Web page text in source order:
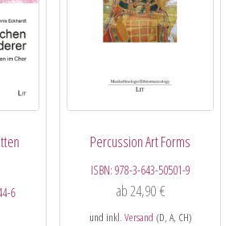
6
Percussion Art Forms
ISBN: 978-3-643-50501-9
ab24,90 €
und inkl. Versand (D, A, CH)